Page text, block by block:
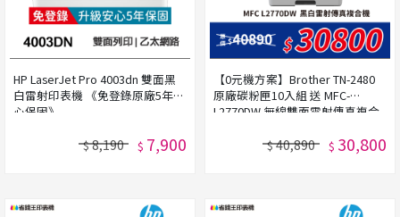
HP LaserJet Pro 4003dn 雙面黑
白雷射印表機 《免登錄原廠5年安
心保固》
$8,190 $ 7,900
【0元機方案】Brother TN-2480
原廠碳粉匣10入組 送 MFC-
L2770DW 無線雙面雷射傳真複合
$40,890 $ 30,800